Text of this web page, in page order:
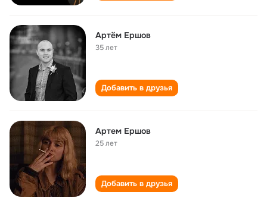
Артём Ершов
35 лет
Добавить в друзья
Артем Ершов
25 лет
Добавить в друзья